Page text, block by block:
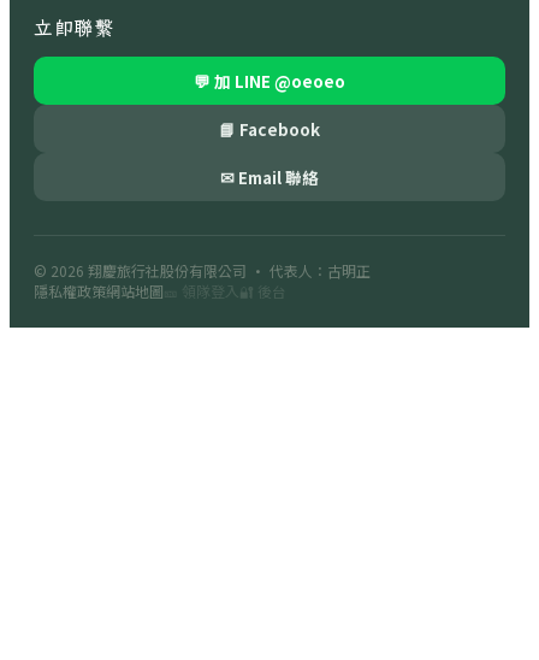
立即聯繫
💬 加 LINE @oeoeo
📘 Facebook
✉ Email 聯絡
© 2026 翔慶旅行社股份有限公司 · 代表人：古明正
隱私權政策網站地圖 🎫 領隊登入 🔐 後台